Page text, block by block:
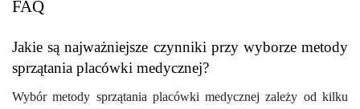
FAQ
Jakie są najważniejsze czynniki przy wyborze metody
sprzątania placówki medycznej?
Wybór metody sprzątania placówki medycznej zależy od kilku